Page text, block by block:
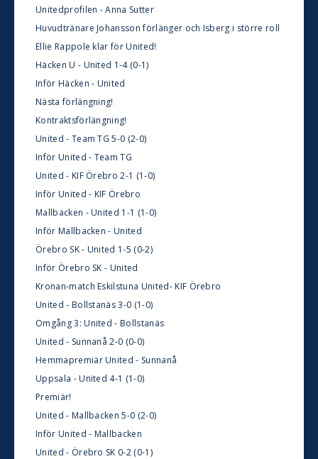
Unitedprofilen - Anna Sutter
Huvudtränare Johansson förlänger och Isberg i större roll
Ellie Rappole klar för United!
Häcken U - United 1-4 (0-1)
Inför Häcken - United
Nästa förlängning!
Kontraktsförlängning!
United - Team TG 5-0 (2-0)
Inför United - Team TG
United - KIF Örebro 2-1 (1-0)
Inför United - KIF Örebro
Mallbacken - United 1-1 (1-0)
Inför Mallbacken - United
Örebro SK - United 1-5 (0-2)
Inför Örebro SK - United
Kronan-match Eskilstuna United- KIF Örebro
United - Bollstanäs 3-0 (1-0)
Omgång 3: United - Bollstanäs
United - Sunnanå 2-0 (0-0)
Hemmapremiär United - Sunnanå
Uppsala - United 4-1 (1-0)
Premiär!
United - Mallbacken 5-0 (2-0)
Inför United - Mallbacken
United - Örebro SK 0-2 (0-1)